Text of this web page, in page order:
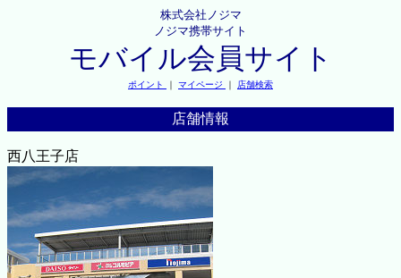
株式会社ノジマ
ノジマ携帯サイト
モバイル会員サイト
ポイント ｜ マイページ ｜ 店舗検索
店舗情報
西八王子店